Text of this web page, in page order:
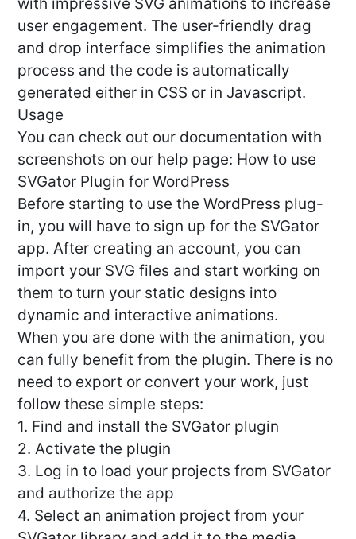
with impressive SVG animations to increase
user engagement. The user-friendly drag
and drop interface simplifies the animation
process and the code is automatically
generated either in CSS or in Javascript.
Usage
You can check out our documentation with
screenshots on our help page: How to use
SVGator Plugin for WordPress
Before starting to use the WordPress plug-
in, you will have to sign up for the SVGator
app. After creating an account, you can
import your SVG files and start working on
them to turn your static designs into
dynamic and interactive animations.
When you are done with the animation, you
can fully benefit from the plugin. There is no
need to export or convert your work, just
follow these simple steps:
1. Find and install the SVGator plugin
2. Activate the plugin
3. Log in to load your projects from SVGator
and authorize the app
4. Select an animation project from your